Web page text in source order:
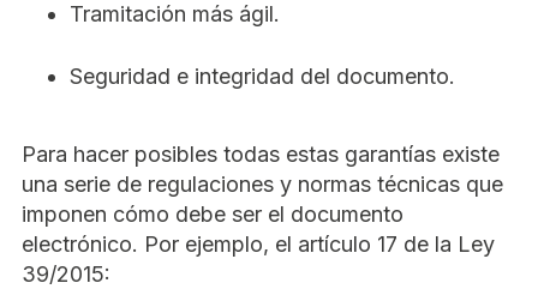
Tramitación más ágil.
Seguridad e integridad del documento.
Para hacer posibles todas estas garantías existe
una serie de regulaciones y normas técnicas que
imponen cómo debe ser el documento
electrónico. Por ejemplo, el artículo 17 de la Ley
39/2015: